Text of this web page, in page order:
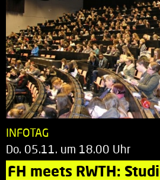
INFOTAG
Do. 05.11. um 18.00 Uhr
FH meets RWTH: